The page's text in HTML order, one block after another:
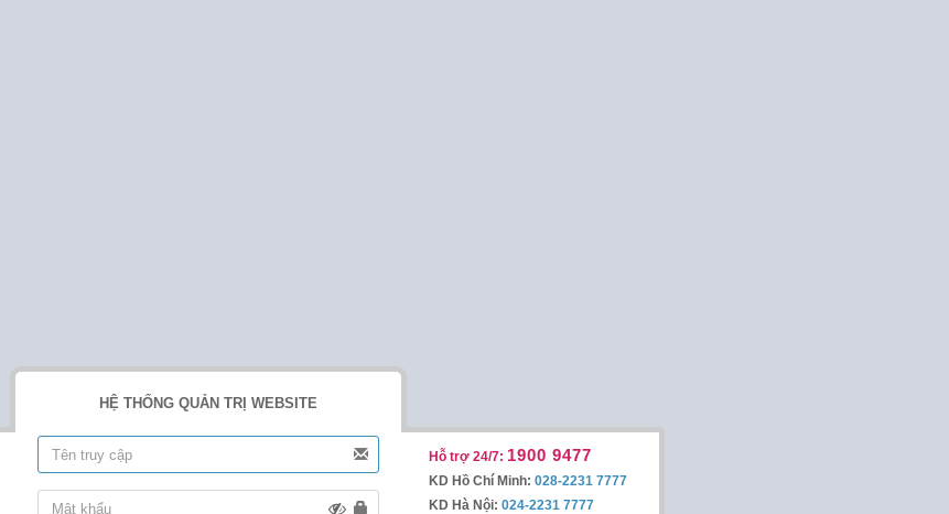
Hỗ trợ 24/7: 1900 9477
KD Hồ Chí Minh: 028-2231 7777
KD Hà Nội: 024-2231 7777
HỆ THỐNG QUẢN TRỊ WEBSITE